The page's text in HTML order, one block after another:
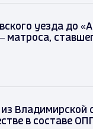
уезда до
матроса,
Владимирской
в составе